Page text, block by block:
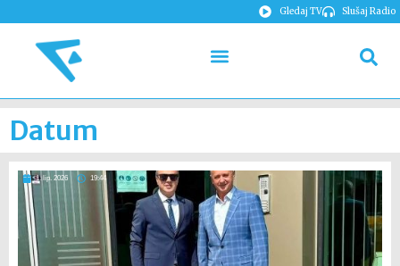
Gledaj TV Slušaj Radio
Datum
1. lip. 2026 19:44